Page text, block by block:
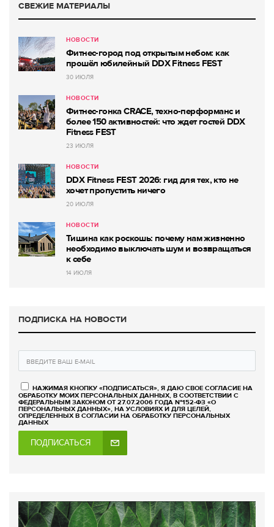
СВЕЖИЕ МАТЕРИАЛЫ
НОВОСТИ
Фитнес-город под открытым небом: как
прошёл юбилейный DDX Fitness FEST
30 ИЮЛЯ
НОВОСТИ
Фитнес-гонка CRACE, техно-перформанс и
более 150 активностей: что ждет гостей DDX
Fitness FEST
23 ИЮЛЯ
НОВОСТИ
DDX Fitness FEST 2026: гид для тех, кто не
хочет пропустить ничего
20 ИЮЛЯ
НОВОСТИ
Тишина как роскошь: почему нам жизненно
необходимо выключать шум и возвращаться
к себе
14 ИЮЛЯ
ПОДПИСКА НА НОВОСТИ
НАЖИМАЯ КНОПКУ «ПОДПИСАТЬСЯ», Я ДАЮ СВОЕ СОГЛАСИЕ НА
ОБРАБОТКУ МОИХ ПЕРСОНАЛЬНЫХ ДАННЫХ, В СООТВЕТСТВИИ С
ФЕДЕРАЛЬНЫМ ЗАКОНОМ ОТ 27.07.2006 ГОДА №152-ФЗ «О
ПЕРСОНАЛЬНЫХ ДАННЫХ», НА УСЛОВИЯХ И ДЛЯ ЦЕЛЕЙ,
ОПРЕДЕЛЕННЫХ В СОГЛАСИИ НА ОБРАБОТКУ ПЕРСОНАЛЬНЫХ
ДАННЫХ
ПОДПИСАТЬСЯ